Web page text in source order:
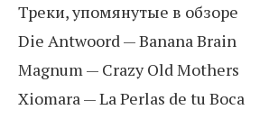
Треки, упомянутые в обзоре
Die Antwoord — Banana Brain
Magnum — Crazy Old Mothers
Xiomara — La Perlas de tu Boca